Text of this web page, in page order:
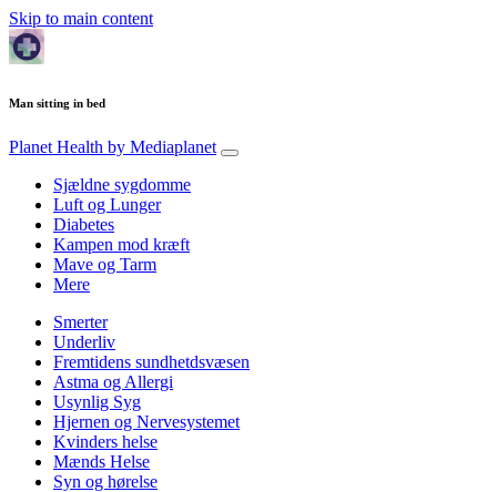
Skip to main content
Man sitting in bed
Planet Health by Mediaplanet
Sjældne sygdomme
Luft og Lunger
Diabetes
Kampen mod kræft
Mave og Tarm
Mere
Smerter
Underliv
Fremtidens sundhetdsvæsen
Astma og Allergi
Usynlig Syg
Hjernen og Nervesystemet
Kvinders helse
Mænds Helse
Syn og hørelse